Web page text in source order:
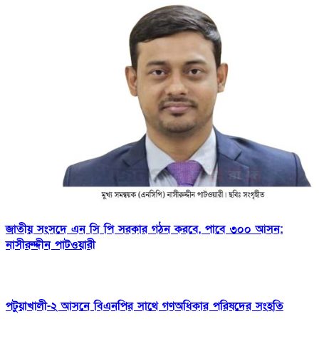
জাতীয় সংসদে এন সি পি সরকার গঠন করবে, পাবে ৩০০ আসন:
নাসীরুদ্দীন পাটওয়ারী
পটুয়াখালী-২ আসনে বিএনপির সাথে গণঅধিকার পরিষদের সংহতি